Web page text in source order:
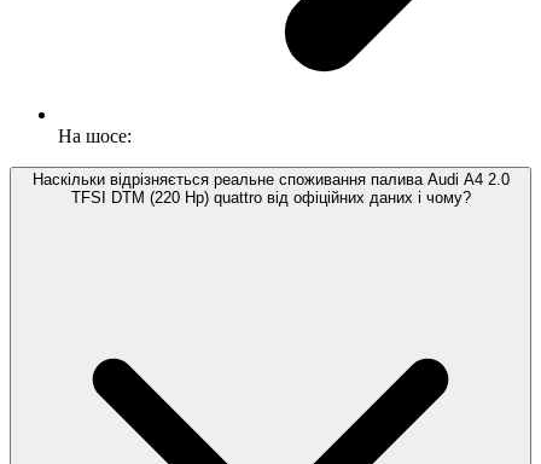
На шосе:
Наскільки відрізняється реальне споживання палива Audi A4 2.0
TFSI DTM (220 Hp) quattro від офіційних даних і чому?